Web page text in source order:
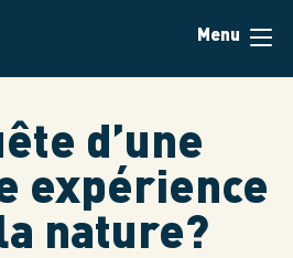
Menu
d’une
expérience
nature?